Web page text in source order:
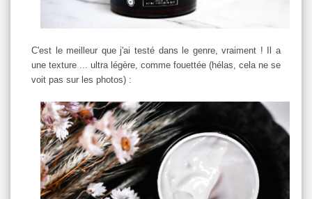
C'est le meilleur que j'ai testé dans le genre, vraiment ! Il a
une texture ... ultra légère, comme fouettée (hélas, cela ne se
voit pas sur les photos) :